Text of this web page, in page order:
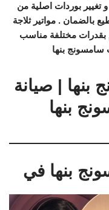
تغيير بوردات اصلية من
بالضمان . مواتير ثلاجة
بقدرات مختلفة مناسب
سامسونج بنها
بنها | صيانة
بنها
بنها في